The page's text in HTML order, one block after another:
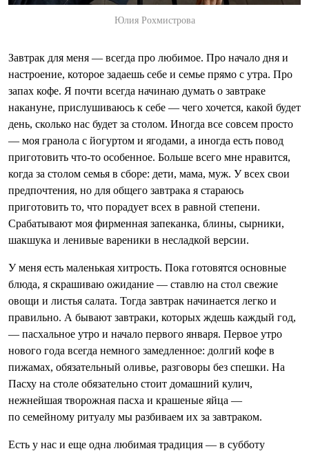
Юлия Рохмистрова
Завтрак для меня — всегда про любимое. Про начало дня и
настроение, которое задаешь себе и семье прямо с утра. Про
запах кофе. Я почти всегда начинаю думать о завтраке
накануне, прислушиваюсь к себе — чего хочется, какой будет
день, сколько нас будет за столом. Иногда все совсем просто
— моя гранола с йогуртом и ягодами, а иногда есть повод
приготовить что-то особенное. Больше всего мне нравится,
когда за столом семья в сборе: дети, мама, муж. У всех свои
предпочтения, но для общего завтрака я стараюсь
приготовить то, что порадует всех в равной степени.
Срабатывают моя фирменная запеканка, блины, сырники,
шакшука и ленивые вареники в несладкой версии.
У меня есть маленькая хитрость. Пока готовятся основные
блюда, я скрашиваю ожидание — ставлю на стол свежие
овощи и листья салата. Тогда завтрак начинается легко и
правильно. А бывают завтраки, которых ждешь каждый год,
— пасхальное утро и начало первого января. Первое утро
нового года всегда немного замедленное: долгий кофе в
пижамах, обязательный оливье, разговоры без спешки. На
Пасху на столе обязательно стоит домашний кулич,
нежнейшая творожная пасха и крашеные яйца —
по семейному ритуалу мы разбиваем их за завтраком.
Есть у нас и еще одна любимая традиция — в субботу